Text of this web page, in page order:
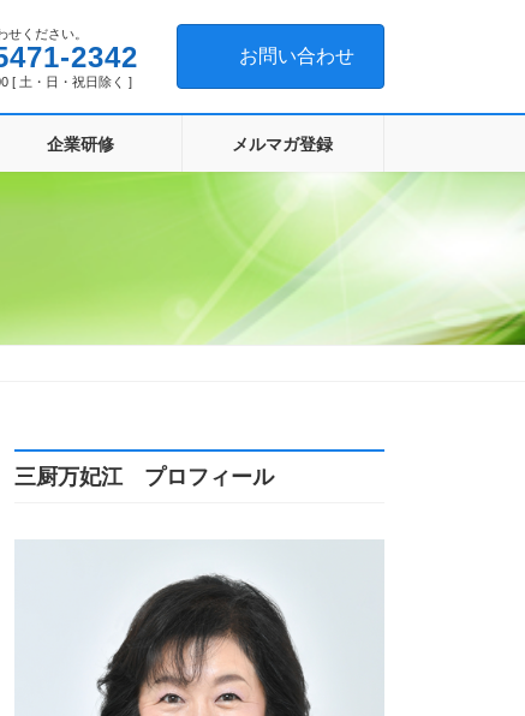
せください。
2342
[ 土・日・祝日除く ]
お問い合わせ
企業研修 メルマガ登録
三厨万妃江 プロフィール